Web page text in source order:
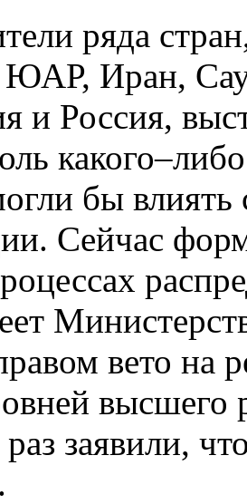
ряда
ЮАР, Иран,
и Россия,
бы влиять
Сейчас
вето на
раз заявили,